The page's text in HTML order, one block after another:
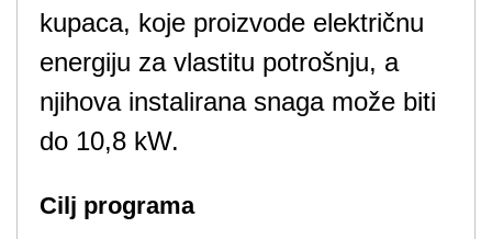
kupaca, koje proizvode električnu
energiju za vlastitu potrošnju, a
njihova instalirana snaga može biti
do 10,8 kW.
Cilj programa